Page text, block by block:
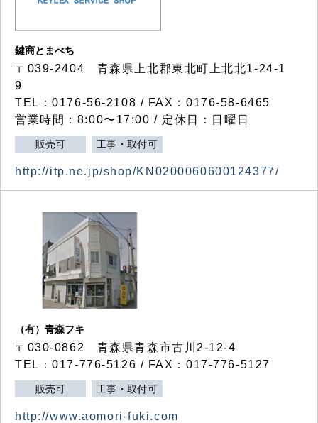
鍵商とまべち
〒039-2404 青森県上北郡東北町上北北1-24-1
9
TEL：0176-56-2108 / FAX：0176-58-6465
営業時間：8:00〜17:00 / 定休日：日曜日
販売可 工事・取付可
http://itp.ne.jp/shop/KN0200060600124377/
（有）青森フキ
〒030-0862 青森県青森市古川2-12-4
TEL：017-776-5126 / FAX：017-776-5127
販売可 工事・取付可
http://www.aomori-fuki.com